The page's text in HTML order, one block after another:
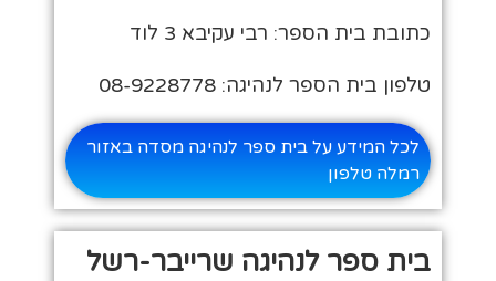
כתובת בית הספר: רבי עקיבא 3 לוד
טלפון בית הספר לנהיגה: 08-9228778
לכל המידע על בית ספר לנהיגה מסדה באזור
רמלה טלפון
בית ספר לנהיגה שרייבר-רשל